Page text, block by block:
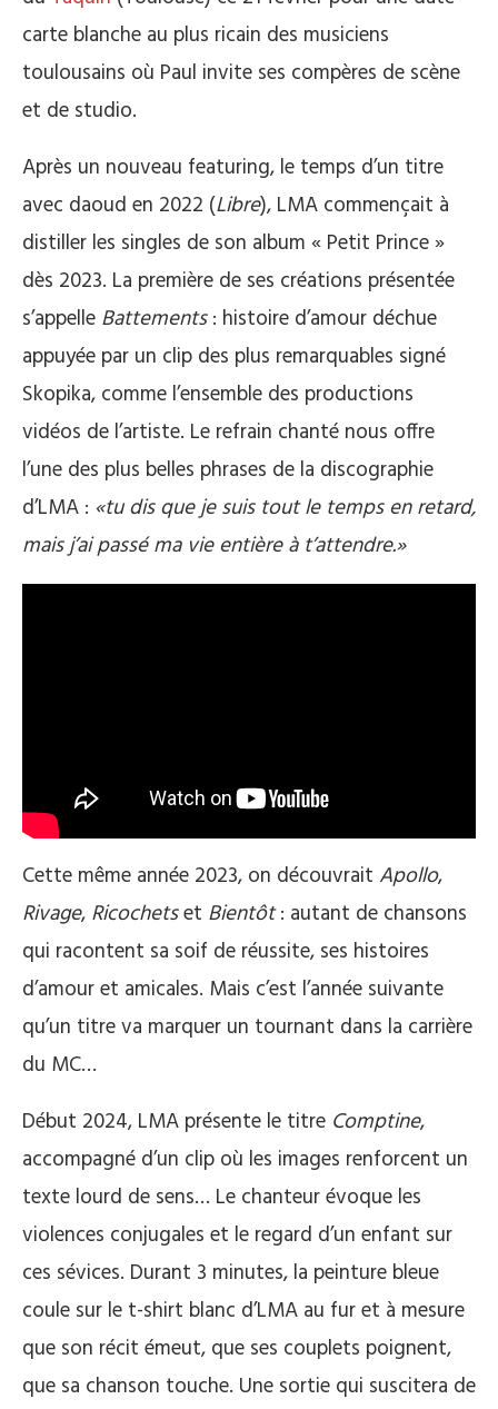
carte blanche au plus ricain des musiciens
toulousains où Paul invite ses compères de scène
et de studio.
Après un nouveau featuring, le temps d’un titre
avec daoud en 2022 (Libre), LMA commençait à
distiller les singles de son album « Petit Prince »
dès 2023. La première de ses créations présentée
s’appelle Battements: histoire d’amour déchue
appuyée par un clip des plus remarquables signé
Skopika, comme l’ensemble des productions
vidéos de l’artiste. Le refrain chanté nous offre
l’une des plus belles phrases de la discographie
d’LMA : «tu dis que je suis tout le temps en retard,
mais j’ai passé ma vie entière à t’attendre.»
Cette même année 2023, on découvrait Apollo,
Rivage, Ricochetset Bientôt: autant de chansons
qui racontent sa soif de réussite, ses histoires
d’amour et amicales. Mais c’est l’année suivante
qu’un titre va marquer un tournant dans la carrière
du MC…
Début 2024, LMA présente le titre Comptine,
accompagné d’un clip où les images renforcent un
texte lourd de sens… Le chanteur évoque les
violences conjugales et le regard d’un enfant sur
ces sévices. Durant 3 minutes, la peinture bleue
coule sur le t-shirt blanc d’LMA au fur et à mesure
que son récit émeut, que ses couplets poignent,
que sa chanson touche. Une sortie qui suscitera de